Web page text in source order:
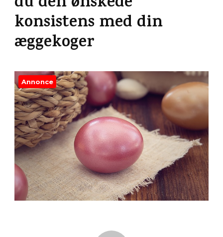
konsistens med din
æggekoger
Annonce